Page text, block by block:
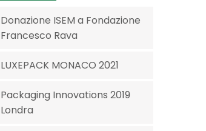
Donazione ISEM a Fondazione
Francesco Rava
LUXEPACK MONACO 2021
Packaging Innovations 2019
Londra